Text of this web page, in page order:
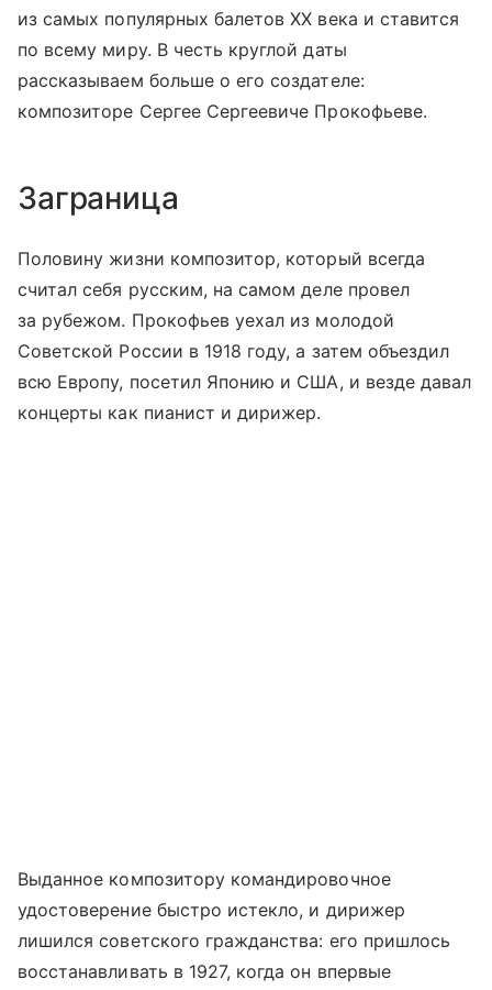
из самых популярных балетов XX века и ставится
по всему миру. В честь круглой даты
рассказываем больше о его создателе:
композиторе Сергее Сергеевиче Прокофьеве.
Заграница
Половину жизни композитор, который всегда
считал себя русским, на самом деле провел
за рубежом. Прокофьев уехал из молодой
Советской России в 1918 году, а затем объездил
всю Европу, посетил Японию и США, и везде давал
концерты как пианист и дирижер.
Выданное композитору командировочное
удостоверение быстро истекло, и дирижер
лишился советского гражданства: его пришлось
восстанавливать в 1927, когда он впервые